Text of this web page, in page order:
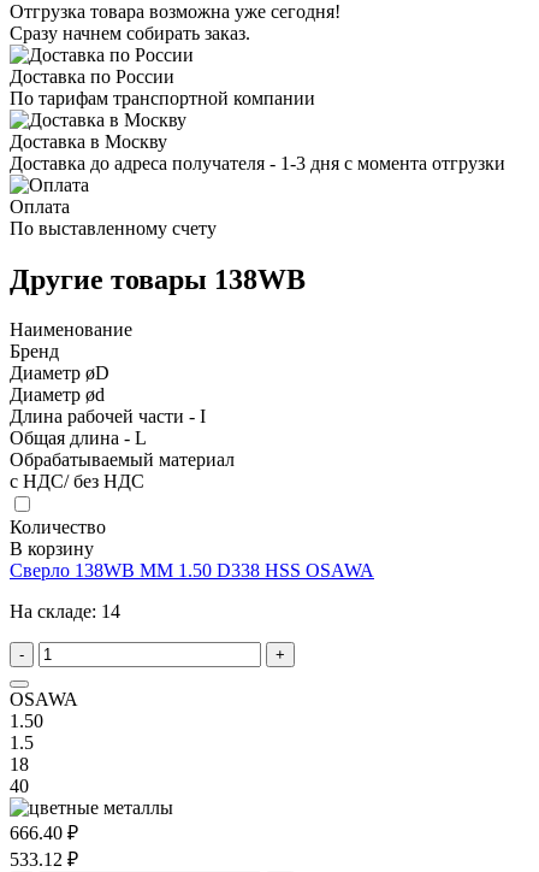
Отгрузка товара возможна уже сегодня!
Сразу начнем собирать заказ.
Доставка по России
По тарифам транспортной компании
Доставка в Москву
Доставка до адреса получателя - 1-3 дня с момента отгрузки
Оплата
По выставленному счету
Другие товары 138WB
Наименование
Бренд
Диаметр øD
Диаметр ød
Длина рабочей части - I
Общая длина - L
Обрабатываемый материал
с НДС/ без НДС
Количество
В корзину
Сверло 138WB MM 1.50 D338 HSS OSAWA
На складе: 14
- +
OSAWA
1.50
1.5
18
40
666.40 ₽
533.12 ₽